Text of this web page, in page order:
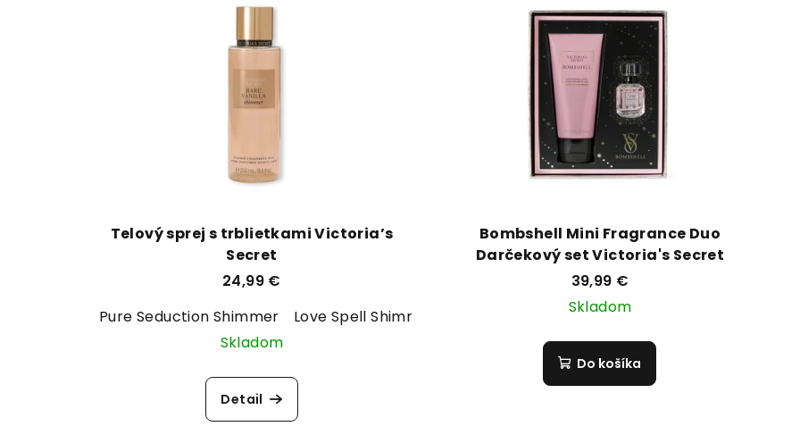
Telový sprej s trblietkami Victoria’s
Secret
24,99 €
Pure Seduction Shimmer
Love Spell Shimmer
Skladom
Detail
Bombshell Mini Fragrance Duo
Darčekový set Victoria's Secret
39,99 €
Skladom
Do košíka